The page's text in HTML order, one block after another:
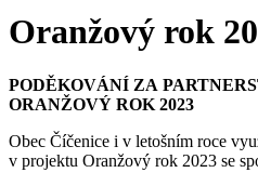
Oranžový rok
PODĚKOVÁNÍ ZA
ORANŽOVÝ ROK 2023
Obec Číčenice i v letošním roce
v projektu Oranžový rok 2023 se